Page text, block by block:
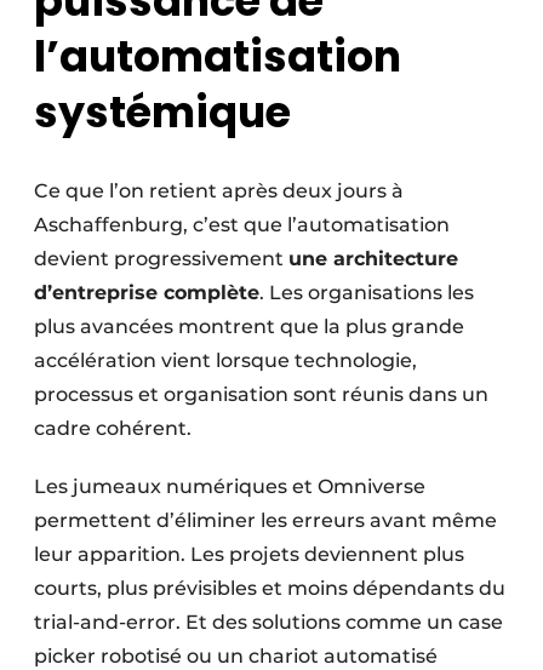
l’automatisation
systémique
Ce que l’on retient après deux jours à
Aschaffenburg, c’est que l’automatisation
devient progressivement une architecture
d’entreprise complète. Les organisations les
plus avancées montrent que la plus grande
accélération vient lorsque technologie,
processus et organisation sont réunis dans un
cadre cohérent.
Les jumeaux numériques et Omniverse
permettent d’éliminer les erreurs avant même
leur apparition. Les projets deviennent plus
courts, plus prévisibles et moins dépendants du
trial-and-error. Et des solutions comme un case
picker robotisé ou un chariot automatisé